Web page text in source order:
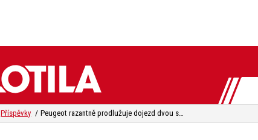
Příspěvky Peugeot razantně prodlužuje dojezd dvou svých elektromobilů. Až na 700 kilometrů